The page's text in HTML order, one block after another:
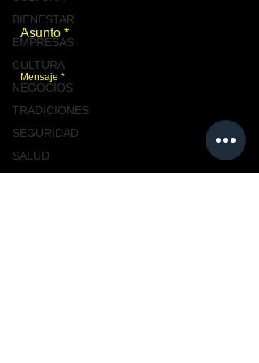
BIENESTAR
EMPRESAS
CULTURA
NEGOCIOS
TRADICIONES
SEGURIDAD
SALUD